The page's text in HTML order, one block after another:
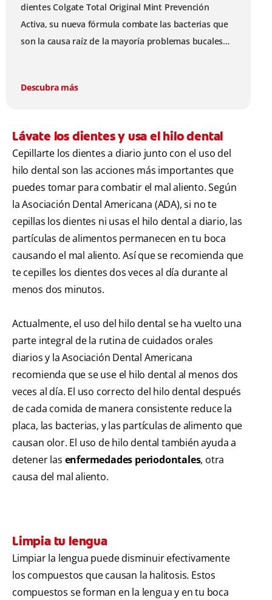
dientes Colgate Total Original Mint Prevención
Activa, su nueva fórmula combate las bacterias que
son la causa raíz de la mayoría problemas bucales
Descubra más
Lávate los dientes y usa el hilo dental
Cepillarte los dientes a diario junto con el uso del
hilo dental son las acciones más importantes que
puedes tomar para combatir el mal aliento. Según
laAsociación Dental Americana (ADA), si no te
cepillas los dientes ni usas el hilo dental a diario, las
partículas de alimentos permanecen en tu boca
causando el mal aliento. Así que se recomienda que
te cepilles los dientes dos veces al día durante al
menos dos minutos.
Actualmente, el uso del hilo dental se ha vuelto una
parte integral de la rutina de cuidados orales
diarios y la Asociación Dental Americana
recomienda que se use el hilo dental al menos dos
veces al día. El uso correcto del hilo dental después
de cada comida de manera consistente reduce la
placa, las bacterias, y las partículas de alimento que
causan olor. El uso de hilo dental también ayuda a
detener las enfermedades periodontales, otra
causa del mal aliento.
Limpia tu lengua
Limpiar la lengua puede disminuir efectivamente
los compuestos que causan la halitosis. Estos
compuestos se forman en la lengua y en tu boca